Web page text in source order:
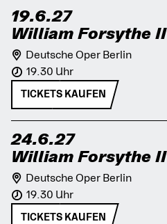
19.6.27
William Forsythe II
Deutsche Oper Berlin
19.30 Uhr
TICKETS KAUFEN
24.6.27
William Forsythe II
Deutsche Oper Berlin
19.30 Uhr
TICKETS KAUFEN